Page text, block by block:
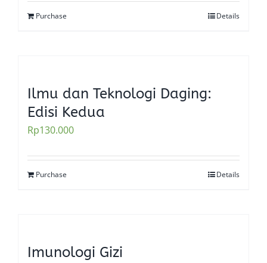
Purchase Details
Ilmu dan Teknologi Daging:
Edisi Kedua
Rp130.000
Purchase Details
Imunologi Gizi